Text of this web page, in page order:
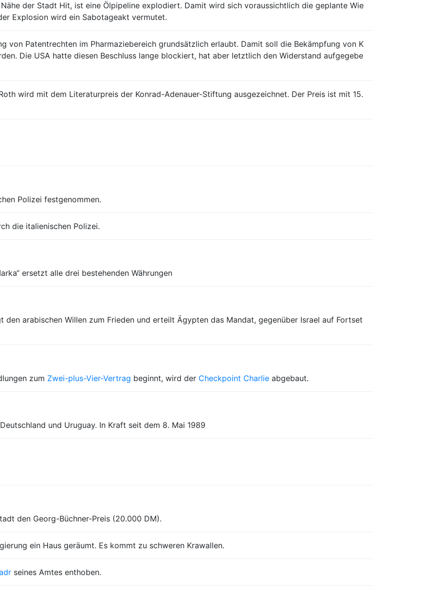
der Stadt Hit, ist eine Ölpipeline explodiert. Damit wird sich voraussichtlich die geplante Wie
Explosion wird ein Sabotageakt vermutet.
von Patentrechten im Pharmaziebereich grundsätzlich erlaubt. Damit soll die Bekämpfung von K
Die USA hatte diesen Beschluss lange blockiert, hat aber letztlich den Widerstand aufgegebe
wird mit dem Literaturpreis der Konrad-Adenauer-Stiftung ausgezeichnet. Der Preis ist mit 15.
Polizei festgenommen.
die italienischen Polizei.
ersetzt alle drei bestehenden Währungen
arabischen Willen zum Frieden und erteilt Ägypten das Mandat, gegenüber Israel auf Fortset
zum Zwei-plus-Vier-Vertrag beginnt, wird der Checkpoint Charlie abgebaut.
und Uruguay. In Kraft seit dem 8. Mai 1989
den Georg-Büchner-Preis (20.000 DM).
ein Haus geräumt. Es kommt zu schweren Krawallen.
seines Amtes enthoben.